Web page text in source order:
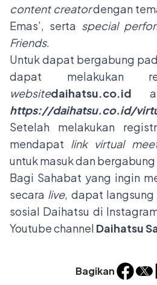
Bagikan
content creatordengan
Emas’, serta special
Friends.
Untuk dapat bergabung
dapat melakukan
websitedaihatsu.co.id
https://daihatsu.co.id/
Setelah melakukan
mendapat link virtual
untuk masuk dan
Bagi Sahabat yang ingin
secara live, dapat
sosial Daihatsu di
Youtube channel Daihatsu